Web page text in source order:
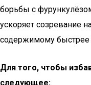
борьбы с
ускоряет созревание
содержимому быстрее
Для того, чтобы
следующее: